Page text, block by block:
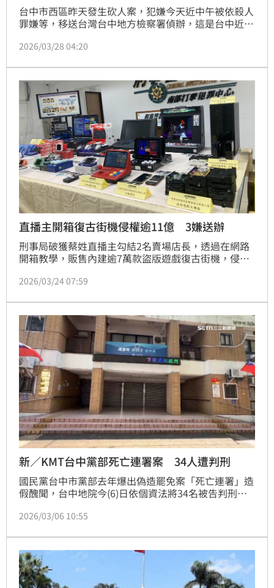
台中市西區昨天發生砍人案，犯嫌今天近中午被依殺人
罪嫌等，移送台灣台中地方檢察署偵辦，這是台中近1
理性、重性平。
2026/03/28 04:20
直播主開箱復古街機侵權逾11億 3嫌送辦
刑事局破獲蔡姓直播主勾結2名賣場店長，透過在網路
開箱教學，販售內建逾7萬款盜版遊戲復古街機，侵權
移送中檢偵辦。
2026/03/24 07:59
新／KMT台中黨部死亡連署案 34人遭判刑
國民黨台中市黨部去年爆出偽造罷免案「死亡連署」造
假醜聞，台中地院今(6)日依個資法將34名被告判刑，
長陳劍鋒2罪被判處1年6月與3月徒刑，2人均褫奪公權
岳平、第4組總幹事買志勇各判9月與1年徒刑，均未獲
緩刑。
2026/03/06 10:55